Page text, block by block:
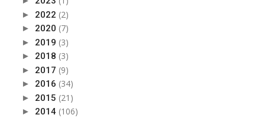
► 2022 (2)
► 2020 (7)
► 2019 (3)
► 2018 (3)
► 2017 (9)
► 2016 (34)
► 2015 (21)
► 2014 (106)